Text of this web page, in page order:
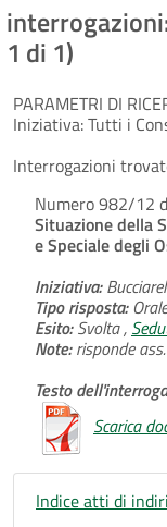
1 di 1)
PARAMETRI DI
Iniziativa:Tutti i
Interrogazioni
Numero 982/12
Situazione della
e Speciale degli
Iniziativa:
Tipo risposta:
Esito:Svolta ,
Note:risponde
Testo
Scarica
Indice atti di